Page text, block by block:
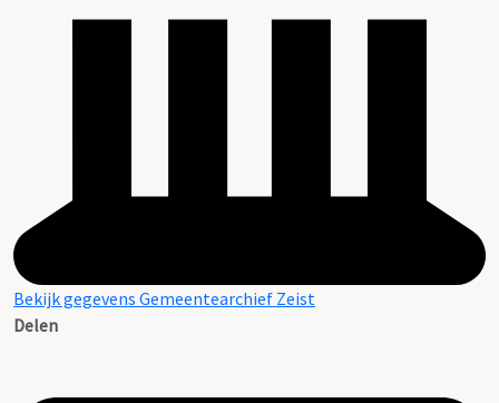
Bekijk gegevens Gemeentearchief Zeist
Delen